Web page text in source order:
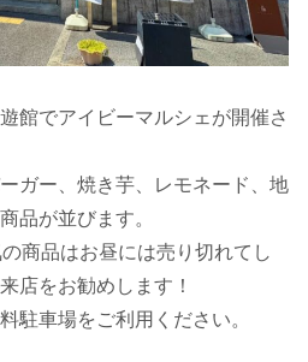
館でアイビーマルシェが開催さ
ガー、焼き芋、レモネード、地
品が並びます。
商品はお昼には売り切れてし
店をお勧めします！
駐車場をご利用ください。